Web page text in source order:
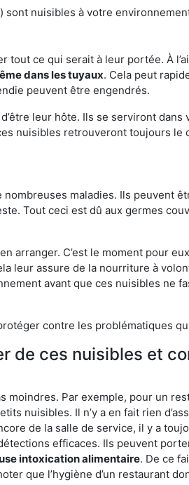
sont nuisibles à votre
tout ce qui serait à leur portée. À
dans les tuyaux. Cela peut
peuvent être engendrés.
leur hôte. Ils se serviront
nuisibles retrouveront toujours le
maladies. Ils peuvent
Tout ceci est dû aux germes
arranger. C’est le moment pour
leur assure de la nourriture à
avant que ces nuisibles ne
contre les problématiques
de ces nuisibles et
Par exemple, pour un
nuisibles. Il n’y a en fait rien
de la salle de service, il y a
efficaces. Ils peuvent
intoxication alimentaire. De ce
que l’hygiène d’un restaurant